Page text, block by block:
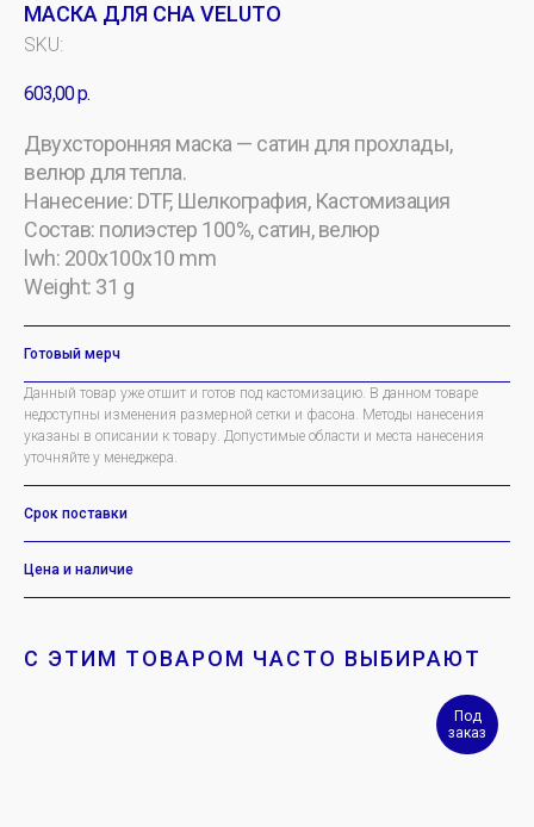
МАСКА ДЛЯ СНА VELUTO
SKU:
603,00р.
Двухсторонняя маска — сатин для прохлады,
велюр для тепла.
Нанесение: DTF, Шелкография, Кастомизация
Состав: полиэстер 100%, сатин, велюр
lwh: 200x100x10 mm
Weight: 31 g
Готовый мерч
Данный товар уже отшит и готов под кастомизацию. В данном товаре
недоступны изменения размерной сетки и фасона. Методы нанесения
указаны в описании к товару. Допустимые области и места нанесения
уточняйте у менеджера.
Срок поставки
Цена и наличие
С ЭТИМ ТОВАРОМ ЧАСТО ВЫБИРАЮТ
Под
заказ